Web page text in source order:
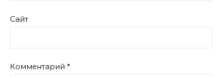
Сайт
Комментарий *